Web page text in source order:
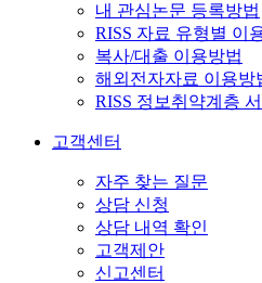
내 관심논문 등록방법
RISS 자료 유형별 이
복사/대출 이용방법
해외전자자료 이용방
RISS 정보취약계층
고객센터
자주 찾는 질문
상담 신청
상담 내역 확인
고객제안
신고센터